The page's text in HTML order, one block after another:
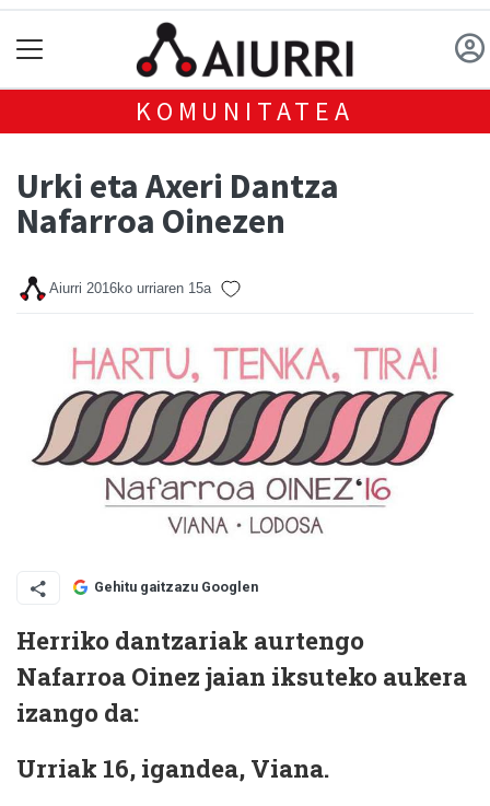
KOMUNITATEA
Urki eta Axeri Dantza
Nafarroa Oinezen
Aiurri 2016ko urriaren 15a
Gehitu gaitzazu Googlen
Herriko dantzariak aurtengo
Nafarroa Oinez jaian iksuteko aukera
izango da:
Urriak 16, igandea, Viana.